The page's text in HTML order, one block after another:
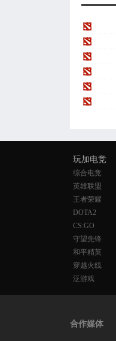
玩加电竞
综合电竞
英雄联盟
王者荣耀
DOTA2
CS:GO
守望先锋
和平精英
穿越火线
泛游戏
合作媒体